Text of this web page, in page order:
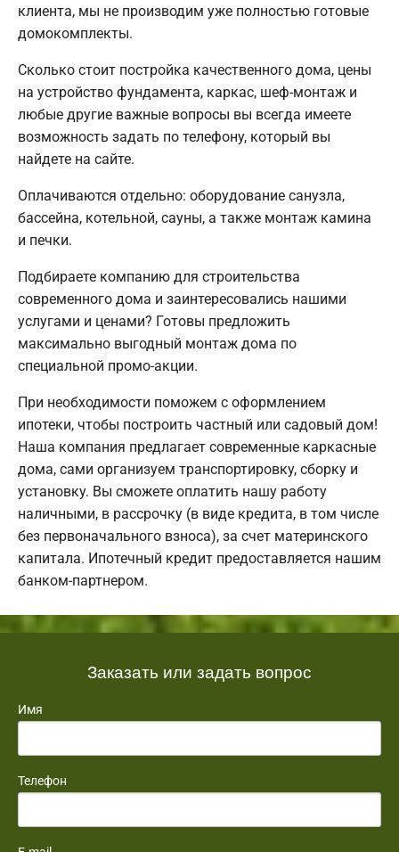
клиента, мы не производим уже полностью готовые
домокомплекты.
Сколько стоит постройка качественного дома, цены
на устройство фундамента, каркас, шеф-монтаж и
любые другие важные вопросы вы всегда имеете
возможность задать по телефону, который вы
найдете на сайте.
Оплачиваются отдельно: оборудование санузла,
бассейна, котельной, сауны, а также монтаж камина
и печки.
Подбираете компанию для строительства
современного дома и заинтересовались нашими
услугами и ценами? Готовы предложить
максимально выгодный монтаж дома по
специальной промо-акции.
При необходимости поможем с оформлением
ипотеки, чтобы построить частный или садовый дом!
Наша компания предлагает современные каркасные
дома, сами организуем транспортировку, сборку и
установку. Вы сможете оплатить нашу работу
наличными, в рассрочку (в виде кредита, в том числе
без первоначального взноса), за счет материнского
капитала. Ипотечный кредит предоставляется нашим
банком-партнером.
Заказать или задать вопрос
Имя
Телефон